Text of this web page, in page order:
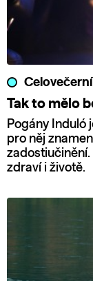
Tak to mělo
Pogány Induló
pro něj
zadostiučinění.
zdraví i životě.